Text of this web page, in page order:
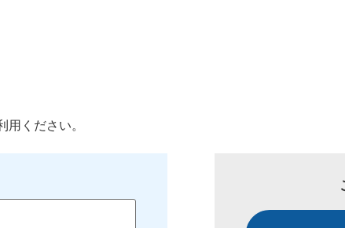
ください。